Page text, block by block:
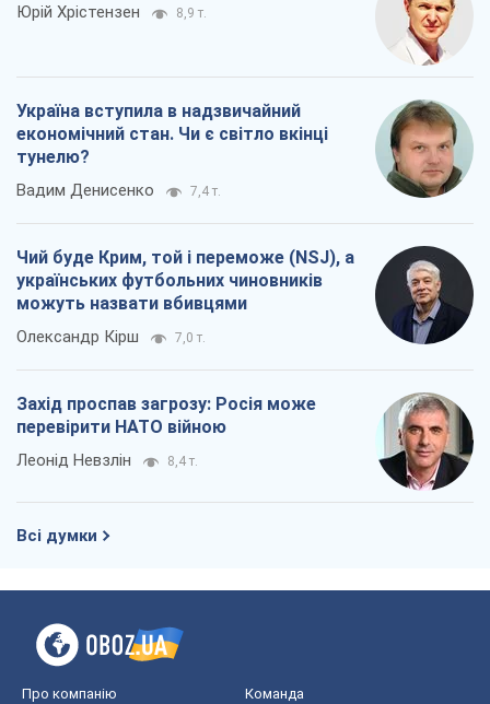
Юрій Хрістензен 8,9 т.
Україна вступила в надзвичайний
економічний стан. Чи є світло вкінці
тунелю?
Вадим Денисенко 7,4 т.
Чий буде Крим, той і переможе (NSJ), а
українських футбольних чиновників
можуть назвати вбивцями
Олександр Кірш 7,0 т.
Захід проспав загрозу: Росія може
перевірити НАТО війною
Леонід Невзлін 8,4 т.
Всі думки
Про компанію Команда